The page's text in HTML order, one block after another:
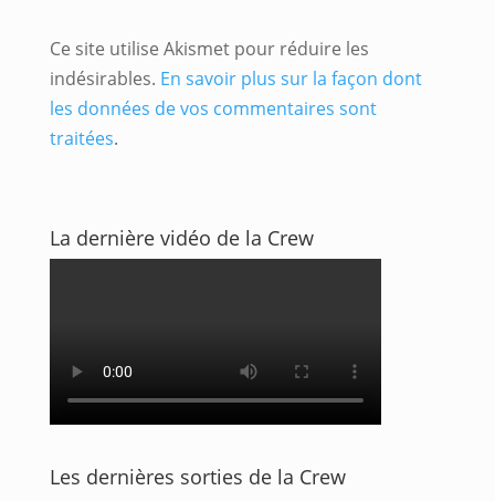
Ce site utilise Akismet pour réduire les
indésirables. En savoir plus sur la façon dont
les données de vos commentaires sont
traitées.
La dernière vidéo de la Crew
Les dernières sorties de la Crew